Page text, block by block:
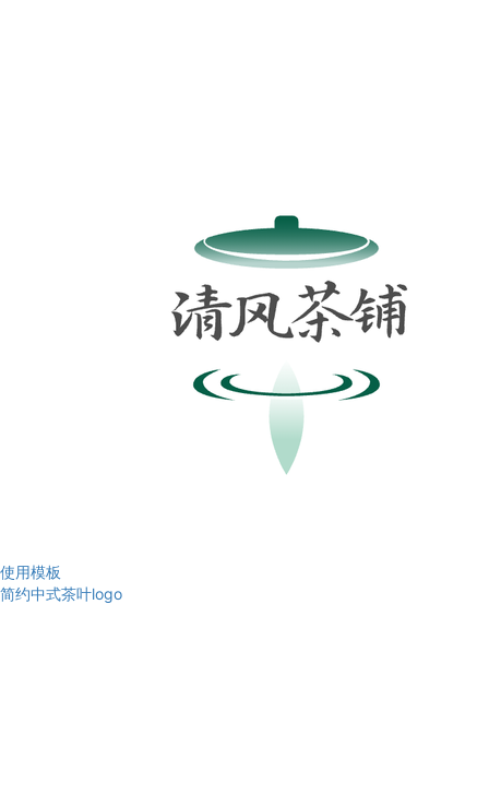
使用模板
简约中式茶叶logo